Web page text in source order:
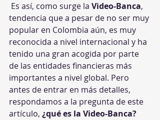
Es así, como surge la Video-Banca,
tendencia que a pesar de no ser muy
popular en Colombia aún, es muy
reconocida a nivel internacional y ha
tenido una gran acogida por parte
de las entidades financieras más
importantes a nivel global. Pero
antes de entrar en más detalles,
respondamos a la pregunta de este
artículo, ¿qué es la Video-Banca?